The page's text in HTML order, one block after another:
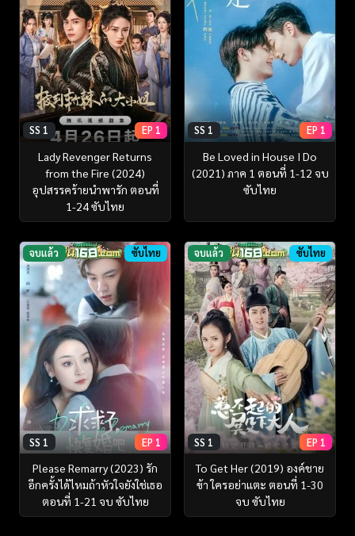
SS 1 EP 1
Lady Revenger Returns
from the Fire (2024)
อุปสรรคร้ายนำพารัก ตอนที่
1-24 ซับไทย
SS 1 EP 1
Be Loved in House I Do
(2021) ภาค 1 ตอนที่ 1-12 จบ
ซับไทย
จบแล้ว ซับไทย
SS 1 EP 1
Please Remarry (2023) รัก
อีกครั้งได้ไหมถ้าหัวใจยังใช่เธอ
ตอนที่ 1-21 จบ ซับไทย
จบแล้ว ซับไทย
SS 1 EP 1
To Get Her (2019) องค์ชาย
ข้า ใครอย่าแตะ ตอนที่ 1-30
จบ ซับไทย